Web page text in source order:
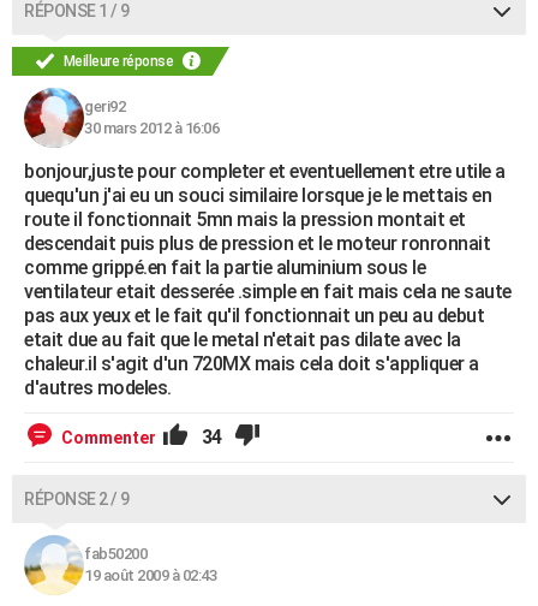
RÉPONSE 1 / 9
Meilleure réponse
geri92
30 mars 2012 à 16:06
bonjour,juste pour completer et eventuellement etre utile a
quequ'un j'ai eu un souci similaire lorsque je le mettais en
route il fonctionnait 5mn mais la pression montait et
descendait puis plus de pression et le moteur ronronnait
comme grippé.en fait la partie aluminium sous le
ventilateur etait desserée .simple en fait mais cela ne saute
pas aux yeux et le fait qu'il fonctionnait un peu au debut
etait due au fait que le metal n'etait pas dilate avec la
chaleur.il s'agit d'un 720MX mais cela doit s'appliquer a
d'autres modeles.
Commenter 34
RÉPONSE 2 / 9
fab50200
19 août 2009 à 02:43